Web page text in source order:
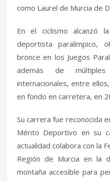
como Laurel de Murcia de
En el ciclismo alcanzó
deportista paralímpico,
bronce en los Juegos
además de
internacionales, entre
en fondo en carretera, en
Su carrera fue reconocida
Mérito Deportivo en su
actualidad colabora con la
Región de Murcia en la
montaña accesible para